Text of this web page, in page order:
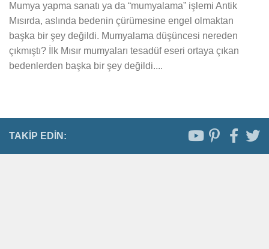
Mumya yapma sanatı ya da “mumyalama” işlemi Antik
Mısırda, aslında bedenin çürümesine engel olmaktan
başka bir şey değildi. Mumyalama düşüncesi nereden
çıkmıştı? İlk Mısır mumyaları tesadüf eseri ortaya çıkan
bedenlerden başka bir şey değildi....
TAKIP EDIN: